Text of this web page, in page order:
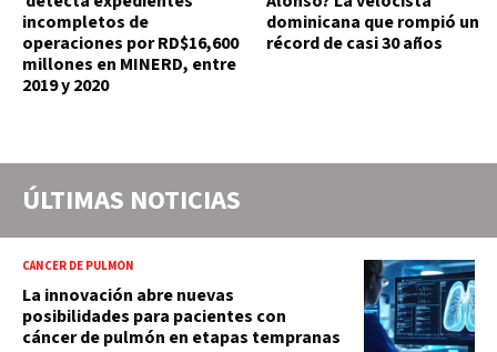
incompletos de
operaciones por RD$16,600
millones en MINERD, entre
2019 y 2020
dominicana que rompió un
récord de casi 30 años
ÚLTIMAS NOTICIAS
CÁNCER DE PULMÓN
La innovación abre nuevas
posibilidades para pacientes con
cáncer de pulmón en etapas tempranas